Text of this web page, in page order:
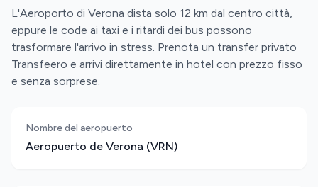
L'Aeroporto di Verona dista solo 12 km dal centro città,
eppure le code ai taxi e i ritardi dei bus possono
trasformare l'arrivo in stress. Prenota un transfer privato
Transfeero e arrivi direttamente in hotel con prezzo fisso
e senza sorprese.
Nombre del aeropuerto
Aeropuerto de Verona (VRN)